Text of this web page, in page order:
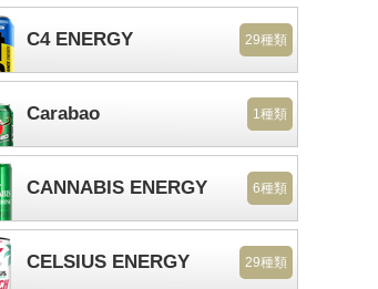
C4 ENERGY 29種類
Carabao 1種類
CANNABIS ENERGY 6種類
CELSIUS ENERGY 29種類